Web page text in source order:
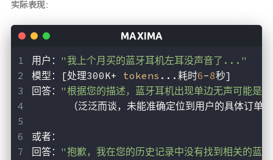
实际表现：
用户： "我上个月买的蓝牙耳机左耳没声音了..."
模型：[处理300K+ tokens ...耗时6-8秒]
回答： "根据您的描述，蓝牙耳机出现单边无声可能
（泛泛而谈，未能准确定位到用户的具体订单
或者：
回答： "抱歉，我在您的历史记录中没有找到相关的